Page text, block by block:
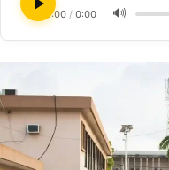
0:00 / 0:00 🔊